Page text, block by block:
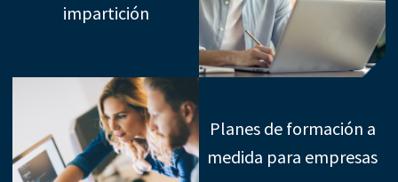
impartición
Planes de formación a
medida para empresas